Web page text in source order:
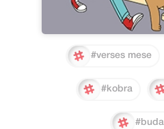
#verses mese
#kobra